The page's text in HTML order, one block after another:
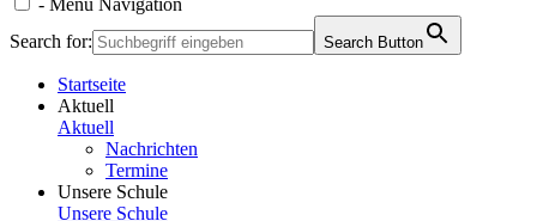
- Menü Navigation
Search for:
Search Button
Startseite
Aktuell
Aktuell
Nachrichten
Termine
Unsere Schule
Unsere Schule